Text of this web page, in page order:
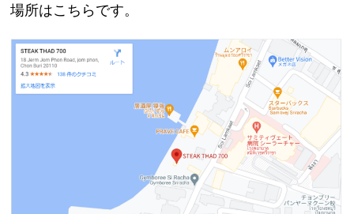
場所はこちらです。